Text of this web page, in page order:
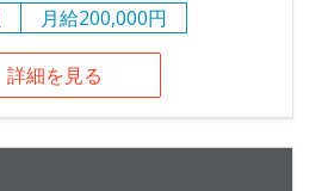
月給200,000円
詳細を見る